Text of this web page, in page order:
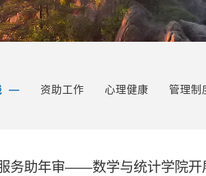
资助工作 心理健康 管理制
务助年审——数学与统计学院开